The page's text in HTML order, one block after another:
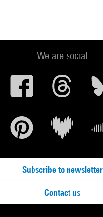
We are social
Subscribe to newsletter
Contact us